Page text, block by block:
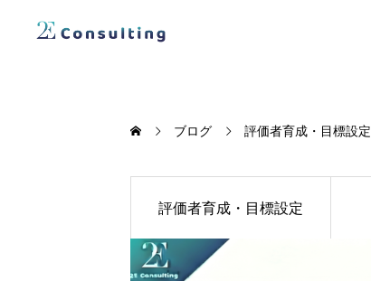
ブログ 評価者育成・目標設定
評価者育成・目標設定